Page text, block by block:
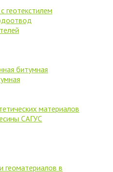
геотекстилем
битумная
материалов
САГУС
геоматериалов в